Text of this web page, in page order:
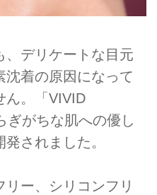
、デリケートな目元
沈着の原因になって
ん。「VIVID
ぎがちな肌への優し
されました。
ー、シリコンフリ